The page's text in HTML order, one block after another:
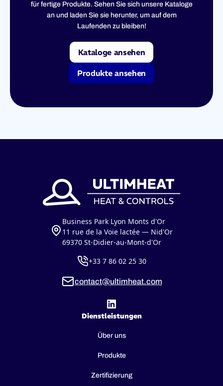
für fertige Produkte. Sehen Sie sich unsere Kataloge
an und laden Sie sie herunter, um auf dem
Laufenden zu bleiben!
Kataloge ansehen
Produkte ansehen
Business Park Lyon Monts d'Or
11 rue de la Voie lactée — Nid'Or
69370 St-Didier-au-Mont-d'Or
+33 7 86 02 25 30
contact@ultimheat.com
Dienstleistungen
Über uns
Produkte
Zertifizierung